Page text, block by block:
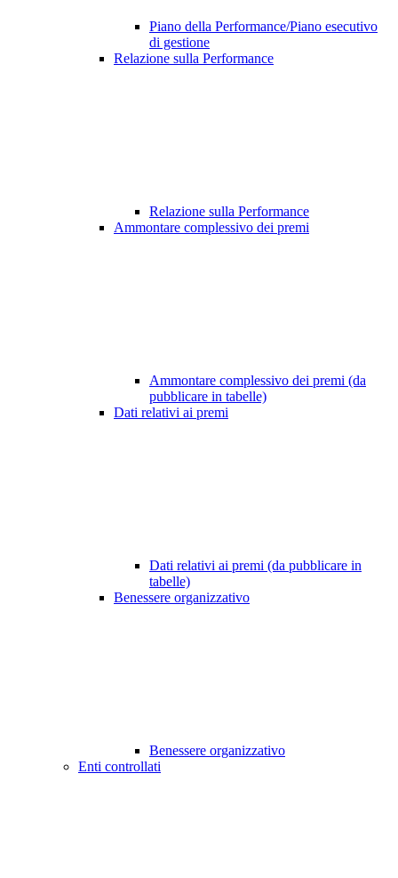
Piano della Performance/Piano esecutivo
di gestione
Relazione sulla Performance
Relazione sulla Performance
Ammontare complessivo dei premi
Ammontare complessivo dei premi (da
pubblicare in tabelle)
Dati relativi ai premi
Dati relativi ai premi (da pubblicare in
tabelle)
Benessere organizzativo
Benessere organizzativo
Enti controllati